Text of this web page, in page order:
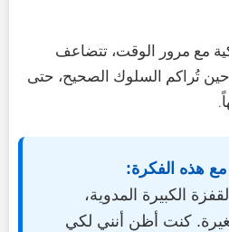
مع مرور الوقت، تتضاعف
حين تُراكم السلوك الصحيح، حتى
هذه الفكرة:
الكبيرة المدوية،
كنت أظن أنني لكي